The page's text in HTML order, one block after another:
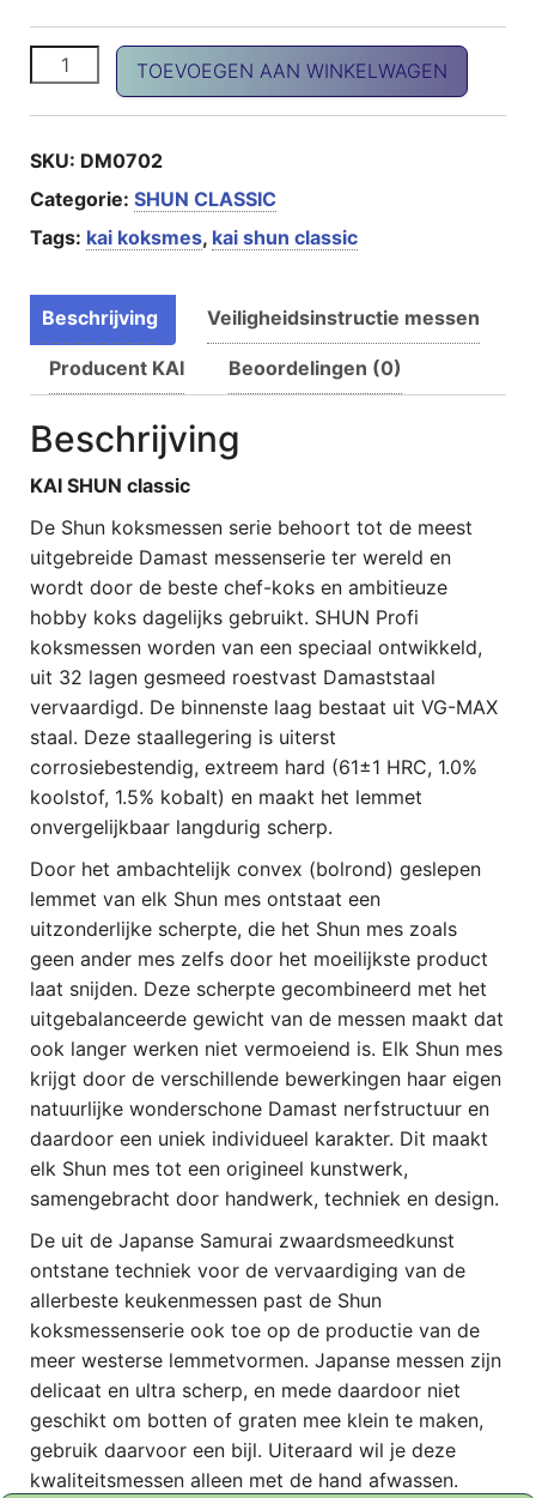
SHUN Classic Santoku aantal
TOEVOEGEN AAN WINKELWAGEN
SKU: DM0702
Categorie: SHUN CLASSIC
Tags: kai koksmes, kai shun classic
Beschrijving Veiligheidsinstructie messen
Producent KAI Beoordelingen (0)
Beschrijving
KAI SHUN classic
De Shun koksmessen serie behoort tot de meest
uitgebreide Damast messenserie ter wereld en
wordt door de beste chef-koks en ambitieuze
hobby koks dagelijks gebruikt. SHUN Profi
koksmessen worden van een speciaal ontwikkeld,
uit 32 lagen gesmeed roestvast Damaststaal
vervaardigd. De binnenste laag bestaat uit VG-MAX
staal. Deze staallegering is uiterst
corrosiebestendig, extreem hard (61±1 HRC, 1.0%
koolstof, 1.5% kobalt) en maakt het lemmet
onvergelijkbaar langdurig scherp.
Door het ambachtelijk convex (bolrond) geslepen
lemmet van elk Shun mes ontstaat een
uitzonderlijke scherpte, die het Shun mes zoals
geen ander mes zelfs door het moeilijkste product
laat snijden. Deze scherpte gecombineerd met het
uitgebalanceerde gewicht van de messen maakt dat
ook langer werken niet vermoeiend is. Elk Shun mes
krijgt door de verschillende bewerkingen haar eigen
natuurlijke wonderschone Damast nerfstructuur en
daardoor een uniek individueel karakter. Dit maakt
elk Shun mes tot een origineel kunstwerk,
samengebracht door handwerk, techniek en design.
De uit de Japanse Samurai zwaardsmeedkunst
ontstane techniek voor de vervaardiging van de
allerbeste keukenmessen past de Shun
koksmessenserie ook toe op de productie van de
meer westerse lemmetvormen. Japanse messen zijn
delicaat en ultra scherp, en mede daardoor niet
geschikt om botten of graten mee klein te maken,
gebruik daarvoor een bijl. Uiteraard wil je deze
kwaliteitsmessen alleen met de hand afwassen.